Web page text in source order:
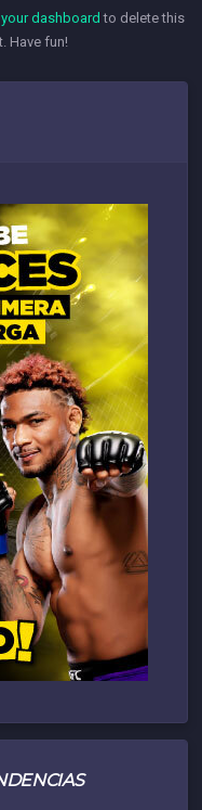
your dashboard to delete this
Have fun!